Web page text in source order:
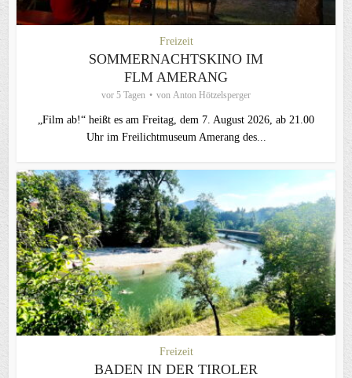
Freizeit
SOMMERNACHTSKINO IM
FLM AMERANG
vor 5 Tagen von Anton Hötzelsperger
„Film ab!“ heißt es am Freitag, dem 7. August 2026, ab 21.00
Uhr im Freilichtmuseum Amerang des...
Freizeit
BADEN IN DER TIROLER